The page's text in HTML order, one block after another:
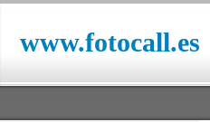
www.fotocall.es